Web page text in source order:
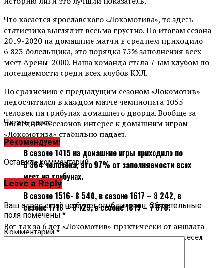
Что касается ярославского «Локомотива», то здесь
статистика выглядит весьма грустно. По итогам сезона
2019-2020 на домашние матчи в среднем приходило
6 823 болельщика, это порядка 75% заполнения всех
мест Арены-2000. Наша команда стала 7-ым клубом по
посещаемости среди всех клубов КХЛ.
По сравнению с предыдущим сезоном «Локомотив»
недосчитался в каждом матче чемпионата 1055
человек на трибунах домашнего дворца. Вообще за
последние 6 сезонов интерес к домашним играм
«Локомотива» стабильно падает.
В сезоне 1415 на домашние игры приходило по
8 864 человека, это 97% от заполняемости всех
мест на трибунах.
В сезоне 1516- 8 540, в сезоне 1617 – 8 242, в
сезоне 1718 – 8 129, в сезоне 1819 – 7 878.
Вот так за 6 лет «Локомотив» практически от аншлага
на каждом матче дошел до того, что четверть кресел
Читать далее ...
Рекомендуем!
Оставить комментарий
Leave a Reply
Ваш адрес email не будет опубликован. Обязательные
поля помечены *
Комментарий*